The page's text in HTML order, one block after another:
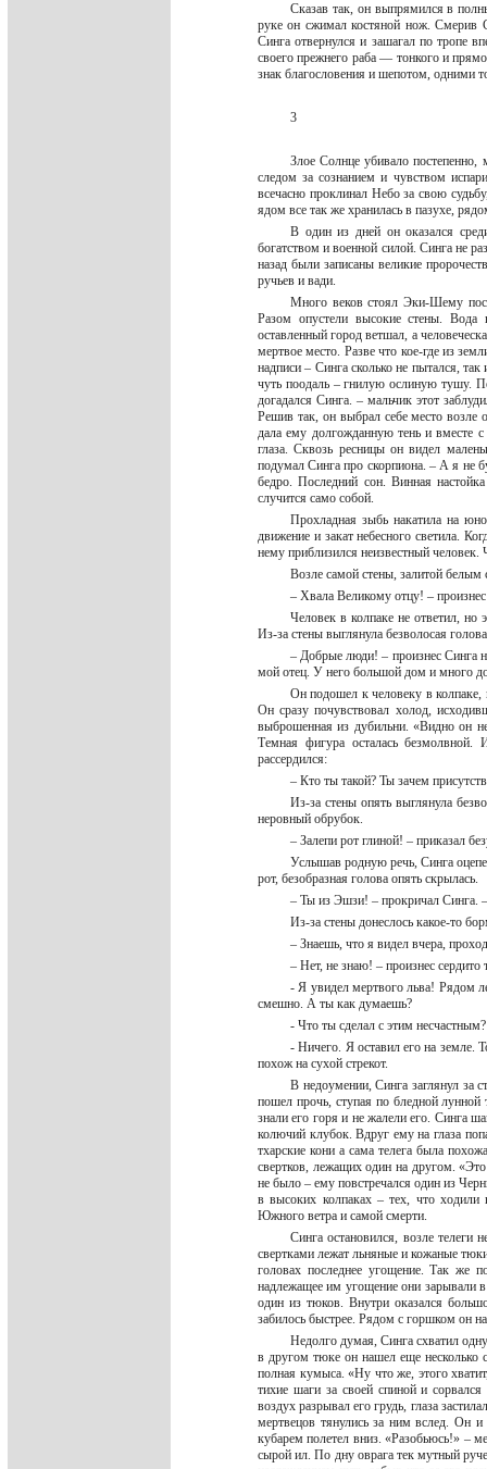
Сказав так, он выпрямился в
руке он сжимал костяной нож. Смерив
Синга отвернулся и зашагал по тропе
своего прежнего раба — тонкого и
знак благословения и шепотом, одними
3
Злое Солнце убивало
следом за сознанием и чувством
всечасно проклинал Небо за свою
ядом все так же хранилась в пазухе,
В один из дней он оказался
богатством и военной силой. Синга не
назад были записаны великие
ручьев и вади.
Много веков стоял Эки-Шему
Разом опустели высокие стены. Вода
оставленный город ветшал, а
мертвое место. Разве что кое-где из
надписи – Синга сколько не пытался,
чуть поодаль – гнилую ослиную тушу.
догадался Синга. – мальчик этот
Решив так, он выбрал себе место возле
дала ему долгожданную тень и вместе
глаза. Сквозь ресницы он видел
подумал Синга про скорпиона. – А я не
бедро. Последний сон. Винная
случится само собой.
Прохладная зыбь накатила на
движение и закат небесного светила.
нему приблизился неизвестный
Возле самой стены, залитой
– Хвала Великому отцу! –
Человек в колпаке не ответил, но
Из-за стены выглянула безволосая
– Добрые люди! – произнес Синга
мой отец. У него большой дом и много
Он подошел к человеку в колпаке,
Он сразу почувствовал холод,
выброшенная из дубильни. «Видно он
Темная фигура осталась безмолвной.
рассердился:
– Кто ты такой? Ты зачем
Из-за стены опять выглянула
неровный обрубок.
– Залепи рот глиной! – приказал
Услышав родную речь, Синга
рот, безобразная голова опять скрылась.
– Ты из Эшзи! – прокричал Синга.
Из-за стены донеслось какое-то
– Знаешь, что я видел вчера,
– Нет, не знаю! – произнес
- Я увидел мертвого льва! Рядом
смешно. А ты как думаешь?
- Что ты сделал с этим
- Ничего. Я оставил его на земле.
похож на сухой стрекот.
В недоумении, Синга заглянул за
пошел прочь, ступая по бледной лунной
знали его горя и не жалели его. Синга
колючий клубок. Вдруг ему на глаза
тхарские кони а сама телега была
свертков, лежащих один на другом.
не было – ему повстречался один из
в высоких колпаках – тех, что
Южного ветра и самой смерти.
Синга остановился, возле телеги
свертками лежат льняные и кожаные
головах последнее угощение. Так же
надлежащее им угощение они зарывали
один из тюков. Внутри оказался
забилось быстрее. Рядом с горшком он
Недолго думая, Синга схватил
в другом тюке он нашел еще несколько
полная кумыса. «Ну что же, этого
тихие шаги за своей спиной и
воздух разрывал его грудь, глаза
мертвецов тянулись за ним вслед. Он
кубарем полетел вниз. «Разобьюсь!» –
сырой ил. По дну оврага тек мутный